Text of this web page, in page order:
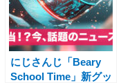
にじさんじ「Beary
School Time」新グッ